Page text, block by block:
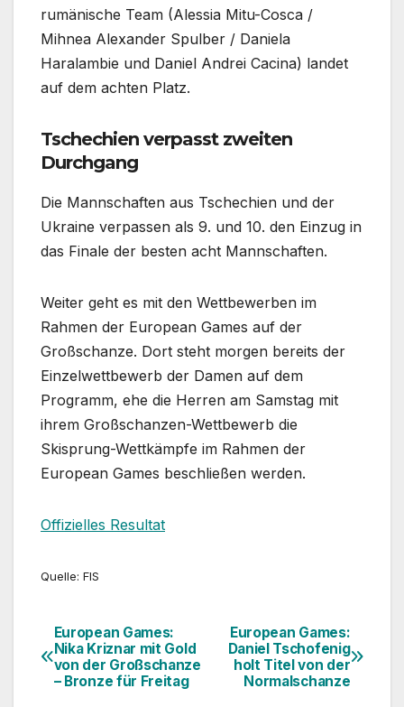
rumänische Team (Alessia Mitu-Cosca /
Mihnea Alexander Spulber / Daniela
Haralambie und Daniel Andrei Cacina) landet
auf dem achten Platz.
Tschechien verpasst zweiten
Durchgang
Die Mannschaften aus Tschechien und der
Ukraine verpassen als 9. und 10. den Einzug in
das Finale der besten acht Mannschaften.
Weiter geht es mit den Wettbewerben im
Rahmen der European Games auf der
Großschanze. Dort steht morgen bereits der
Einzelwettbewerb der Damen auf dem
Programm, ehe die Herren am Samstag mit
ihrem Großschanzen-Wettbewerb die
Skisprung-Wettkämpfe im Rahmen der
European Games beschließen werden.
Offizielles Resultat
Quelle: FIS
Beitragsnavigation
European Games:
Daniel Tschofenig
holt Titel von der
Normalschanze
European Games:
Nika Kriznar mit Gold
von der Großschanze
– Bronze für Freitag